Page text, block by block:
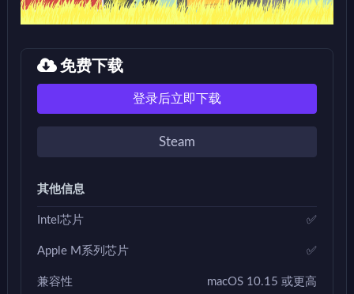
免费下载
登录后立即下载
Steam
其他信息
Intel芯片 ✅
Apple M系列芯片 ✅
兼容性 macOS 10.15 或更高